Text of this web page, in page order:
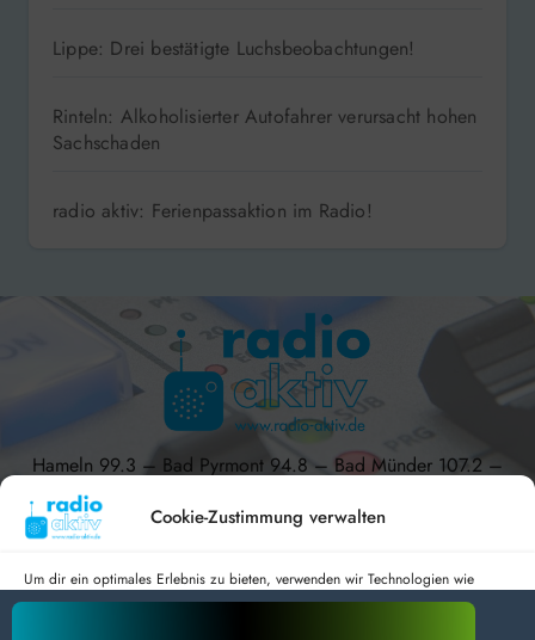
Cookie-Zustimmung verwalten
Um dir ein optimales Erlebnis zu bieten, verwenden wir Technologien wie
Cookies, um Geräteinformationen zu speichern und/oder darauf zuzugreifen.
Lippe: Drei bestätigte Luchsbeobachtungen!
Rinteln: Alkoholisierter Autofahrer verursacht hohen
Sachschaden
radio aktiv: Ferienpassaktion im Radio!
Hameln 99.3 – Bad Pyrmont 94.8 – Bad Münder 107.2 –
DAB+ 9C
radio aktiv e.V.